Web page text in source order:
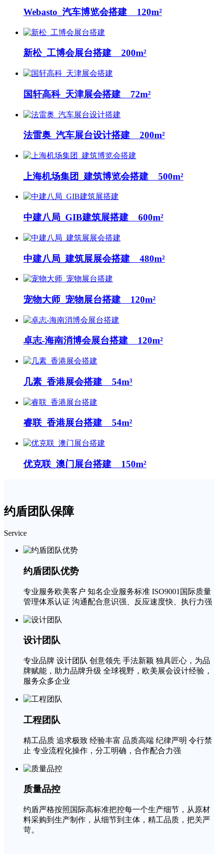
Webasto_汽车博览会搭建 120m²
新松_工博会展台搭建 200m²
国轩高科_天津展会搭建 72m²
法雷奥_汽车展台设计搭建 200m²
上海机场集团_建筑博览会搭建 500m²
中建八局_GIB建筑展搭建 600m²
中建八局_建筑展展会搭建 480m²
宠物大师_宠物展台搭建 120m²
卓志-海南消博会展台搭建 120m²
几素_香港展会搭建 54m³
睿联_香港展台搭建 54m²
优克联_澳门展台搭建 150m²
约盾团队保障
Service
约盾团队优势
专业服务欧美客户 知名企业服务标准 ISO9001国际质量
管理体系认证 沟通配合意识强、反应速度快、执行力强
设计团队
专业品牌 设计团队 创意领先 手法新颖 独具匠心，为品
牌赋能，助力品牌升级 全球视野，欧美展会设计经验，
服务众多企业
工程团队
精工品质 追求极致 经验丰富 品质高端 纪律严明 令行禁
止 专业流程化操作，分工明确，合作配合力强
质量品控
约盾严格按照国际高标准把控每一个生产细节，从原材
料采购到生产制作，从细节到主体，精工品质，把关严
苛。